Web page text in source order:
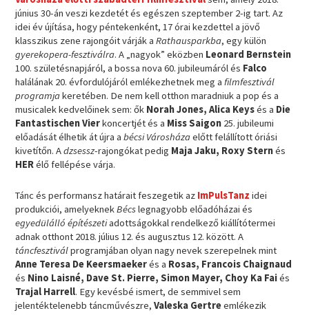
június 30-án veszi kezdetét és egészen szeptember 2-ig tart. Az
idei év újítása, hogy péntekenként, 17 órai kezdettel a jövő
klasszikus zene rajongóit várják aRathausparkba, egy külön
gyerekopera-fesztiválra. A „nagyok” eközben Leonard Bernstein
100. születésnapjáról, a bossa nova 60. jubileumáról és Falco
halálának 20. évfordulójáról emlékezhetnek meg afilmfesztivál
programjakeretében. De nem kell otthon maradniuk a pop és a
musicalek kedvelőinek sem: ők Norah Jones, Alica Keysés a Die
Fantastischen Vierkoncertjét és a Miss Saigon 25. jubileumi
előadását élhetik át újra abécsi Városházaelőtt felállított óriási
kivetítőn. Adzsessz-rajongókat pedig Maja Jaku, Roxy Sternés
HERélő fellépése várja.
Tánc és performansz határait feszegetik az ImPulsTanz idei
produkciói, amelyeknekBécslegnagyobb előadóházai és
egyedülálló építészetiadottságokkal rendelkező kiállítótermei
adnak otthont 2018. július 12. és augusztus 12. között. A
táncfesztiválprogramjában olyan nagy nevek szerepelnek mint
Anne Teresa De Keersmaekerés a Rosas, Francois Chaignaud
és Nino Laisné, Dave St. Pierre, Simon Mayer, Choy Ka Faiés
Trajal Harrell. Egy kevésbé ismert, de semmivel sem
jelentéktelenebb táncművészre,Valeska Gertreemlékezik